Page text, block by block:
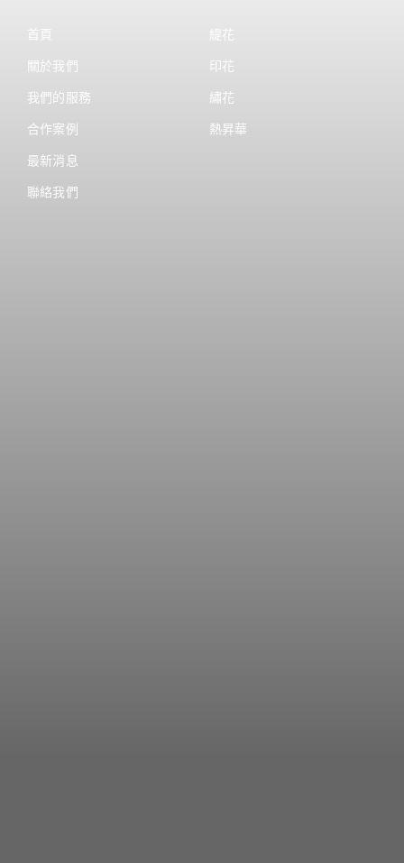
首頁
關於我們
我們的服務
合作案例
最新消息
聯絡我們
緹花
印花
繡花
熱昇華